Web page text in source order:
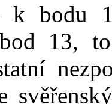
bodu
13,